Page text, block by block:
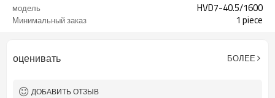
модель HVD7-40.5/1600
Минимальный заказ 1 piece
оценивать БОЛЕЕ
ДОБАВИТЬ ОТЗЫВ